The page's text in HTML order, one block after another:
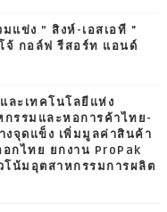
แข่ง ” สิงห์-เอสเอที "
จ้ กอล์ฟ รีสอร์ท แอนด์
ละเทคโนโลยีแห่ง
รรมและหอการค้าไทย-
งจุดแข็ง เพิ่มมูลค่าสินค้า
กไทย ยกงาน ProPak
น้มอุตสาหกรรมการผลิต